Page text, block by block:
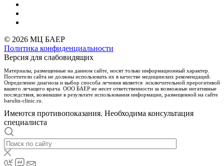
© 2026 МЦ БАЕР
Политика конфиденциальности
Версия для слабовидящих
Материалы, размещенные на данном сайте, носят только информационный характер.
Посетители сайта не должны использовать их в качестве медицинских рекомендаций.
Определение диагноза и выбор способа лечения является исключительной прерогативой
вашего лечащего врача. ООО БАЕР не несет ответственности за возможные негативные
последствия, возникшие в результате использования информации, размещенной на сайте
barulin-clinic.ru.
Имеются противопоказания. Необходима консультация
специалиста